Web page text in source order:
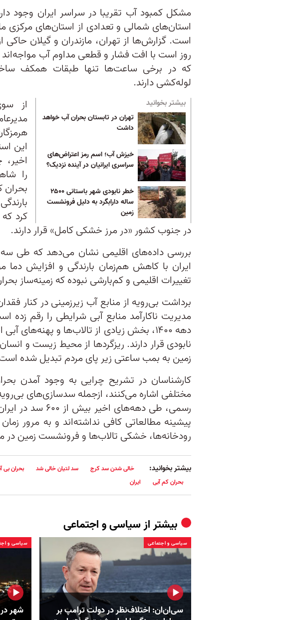
مشکل کمبود آب تقریبا در سراسر ایران وجود
استان‌های شمالی و تعدادی از استان‌های مرکزی
است. گزارش‌ها از تهران، مازندران و گیلان
روز است با افت فشار و قطعی مداوم آب
که در برخی ساعت‌ها تنها طبقات همکف
لوله‌کشی دارند.
بیشتر بخوانید
تهران در تابستان بحران آب خواهد
داشت
خیزش آب؛ اسم رمز اعتراض‌های
سراسری ایرانیان در آینده نزدیک؟
خطر نابودی شهر باستانی ۲۵۰۰
ساله دارابگرد به دلیل فرونشست
زمین
از
این
را
کرد
در جنوب کشور «در مرز خشکی کامل» قرار دارند.
بررسی داده‌های اقلیمی نشان می‌دهد که طی
ایران با کاهش هم‌زمان بارندگی و افزایش دما
تغییرات اقلیمی و کم‌بارشی نبوده که زمینه‌ساز
برداشت بی‌رویه از منابع آب زیرزمینی در کنار
مدیریت ناکارآمد منابع آبی شرایطی را رقم
دهه ۱۴۰۰، بخش زیادی از تالاب‌ها و
نابودی قرار دارند. ریزگردها از محیط زیست و
زمین به بمب ساعتی زیر پای مردم تبدیل شده
کارشناسان در تشریح چرایی به‌ وجود آمدن
مختلفی اشاره می‌کنند، ازجمله سدسازی‌های
رسمی، طی دهه‌های
پیشینه مطالعاتی کافی نداشته‌اند و به مرور
رودخانه‌ها، خشکی تالاب‌ها و فرونشست زمین در
بیشتر بخوانید: خالی شدن سد کرج سد لتیان خالی شد بحران بی
بحران کم آبی
ایران
بیشتر ازسیاسی و اجتماعی
سیاسی و اجتماعی
سی‌ان‌ان: اختلاف‌نظر در دولت ترامپ بر
سیاسی و
شهر